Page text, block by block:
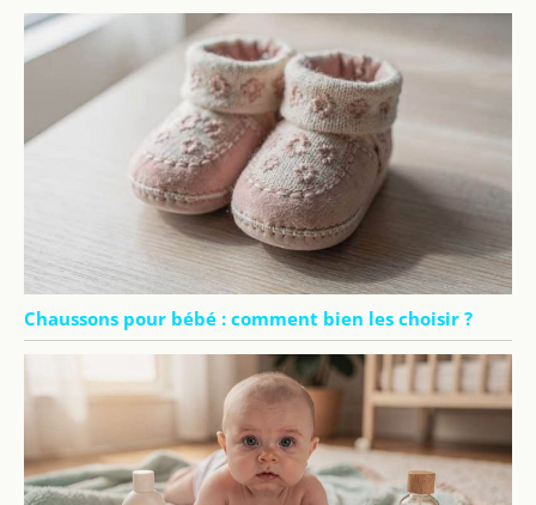
Chaussons pour bébé : comment bien les choisir ?